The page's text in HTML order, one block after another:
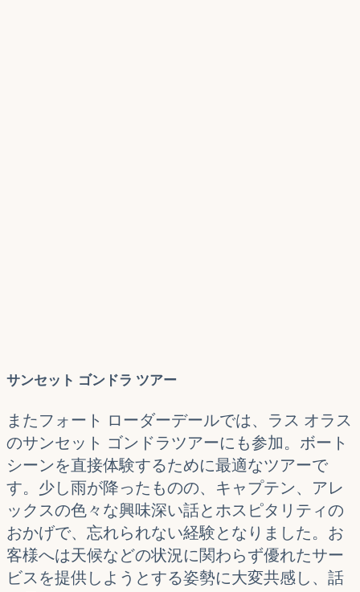
サンセット ゴンドラ ツアー
またフォート ローダーデールでは、ラス オラス
のサンセット ゴンドラツアーにも参加。ボート
シーンを直接体験するために最適なツアーで
す。少し雨が降ったものの、キャプテン、アレ
ックスの色々な興味深い話とホスピタリティの
おかげで、忘れられない経験となりました。お
客様へは天候などの状況に関わらず優れたサー
ビスを提供しようとする姿勢に大変共感し、話